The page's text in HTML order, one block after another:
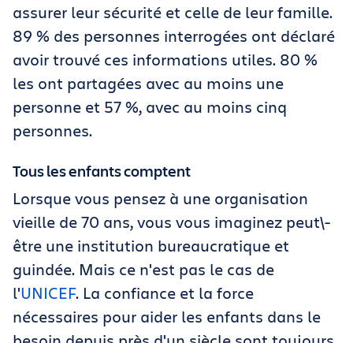
assurer leur sécurité et celle de leur famille.
89 % des personnes interrogées ont déclaré
avoir trouvé ces informations utiles. 80 %
les ont partagées avec au moins une
personne et 57 %, avec au moins cinq
personnes.
Tous les enfants comptent
Lorsque vous pensez à une organisation
vieille de 70 ans, vous vous imaginez peut\-
être une institution bureaucratique et
guindée. Mais ce n'est pas le cas de
l'UNICEF. La confiance et la force
nécessaires pour aider les enfants dans le